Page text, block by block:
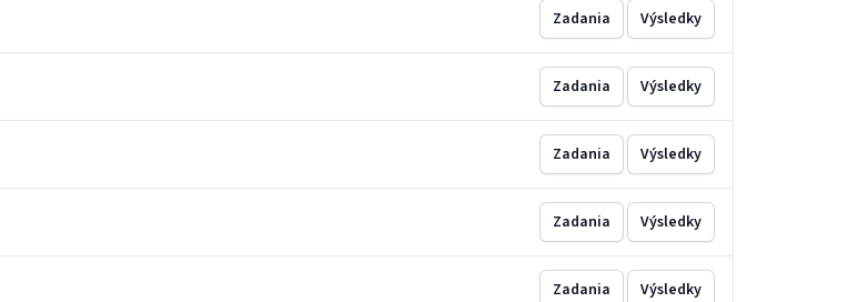
Zadania Výsledky
Zadania Výsledky
Zadania Výsledky
Zadania Výsledky
Zadania Výsledky